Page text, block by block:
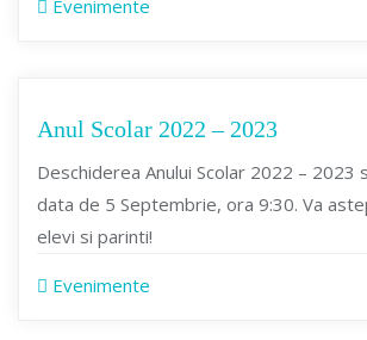
Evenimente
Anul Scolar 2022 – 2023
Deschiderea Anului Scolar 2022 – 2023
data de 5 Septembrie, ora 9:30. Va
elevi si parinti!
Evenimente